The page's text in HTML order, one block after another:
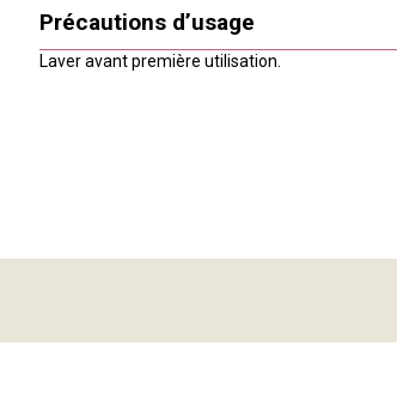
Précautions d’usage
Laver avant première utilisation.